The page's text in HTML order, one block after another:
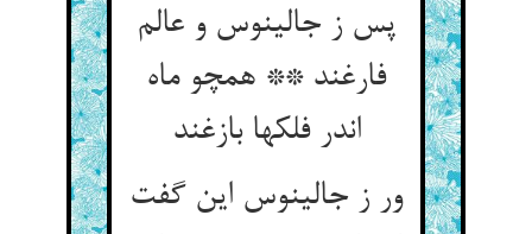
پس ز جالینوس و عالم
فارغند ** همچو ماه
اندر فلکها بازغند
ور ز جالینوس این گفت